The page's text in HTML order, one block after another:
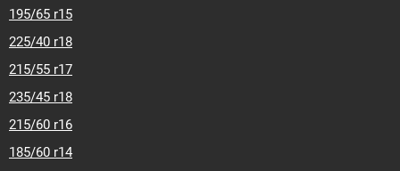
195/65 r15
225/40 r18
215/55 r17
235/45 r18
215/60 r16
185/60 r14